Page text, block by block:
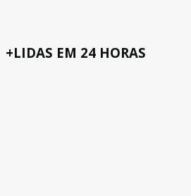
+LIDAS EM 24 HORAS